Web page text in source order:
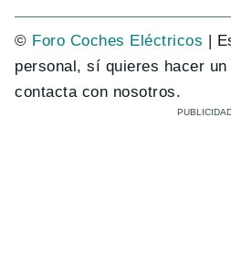
© Foro Coches Eléctricos |
personal, sí quieres hacer
contacta con nosotros.